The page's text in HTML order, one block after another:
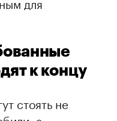
к концу
стоять не